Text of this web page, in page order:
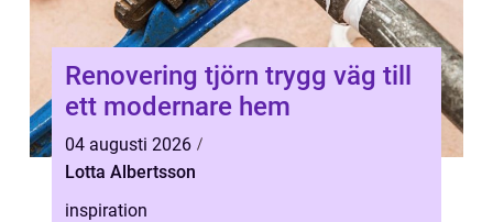
Renovering tjörn trygg väg till
ett modernare hem
04 augusti 2026
Lotta Albertsson
inspiration